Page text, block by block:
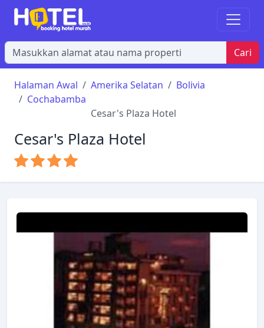
Cari
Halaman Awal Amerika Selatan
Bolivia
Cochabamba
Cesar's Plaza Hotel
Cesar's Plaza Hotel